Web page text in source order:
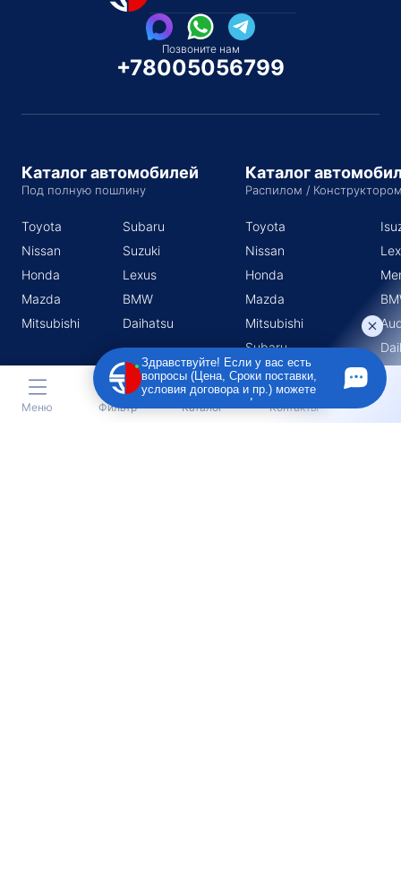
Позвоните нам
+78005056799
Каталог автомобилей
Под полную пошлину
Toyota
Nissan
Honda
Mazda
Mitsubishi
Subaru
Suzuki
Lexus
BMW
Daihatsu
Каталог
Распилом /
Toyota
Nissan
Honda
Mazda
Mitsubishi
Subaru
Suzuki
Меню Фильтр Каталог Контакты
Здравствуйте! Если у вас есть
вопросы (Цена, Сроки поставки,
условия договора и пр.) можете
задать их мне в чат!